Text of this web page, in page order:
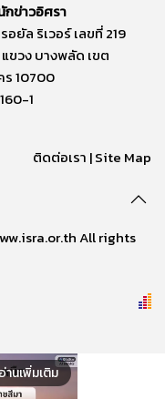
กข่าวอิศรา
อยัล ริเวอร์ เลขที่ 219
ขวง บางพลัด เขต
10700
1
ติดต่อเรา |Site Map
All rights
านเพิ่มเติม